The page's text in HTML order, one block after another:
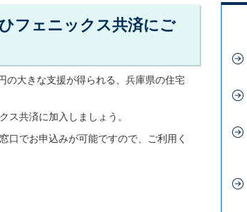
フェニックス共済にご
大きな支援が得られる、兵庫県の住宅
ス共済に加入しましょう。
口でお申込みが可能ですので、ご利用く